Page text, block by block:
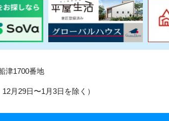
津1700番地
月29日〜1月3日を除く）